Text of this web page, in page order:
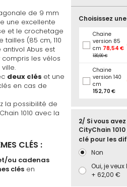
de 9 mm
une excellente
et le crochetage
(85 cm, 110
antivol Abus est
compris les vélos
deux clés et une
en cas de
la possibilité de
1010 avec la
CLÉS :
ou cadenas
clés en
Choisissez
Chaine
version 85
cm 78,54 €
130,90 €
Chaine
version 140
cm
152,70 €
2/ Si vous
CityChain
clé pour les
Non
Oui, je
+ 62,00 €